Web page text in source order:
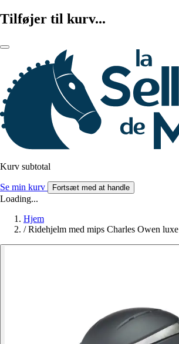
Tilføjer til kurv...
Kurv subtotal
Se min kurv Fortsæt med at handle
Loading...
Hjem
/ Ridehjelm med mips Charles Owen luxe